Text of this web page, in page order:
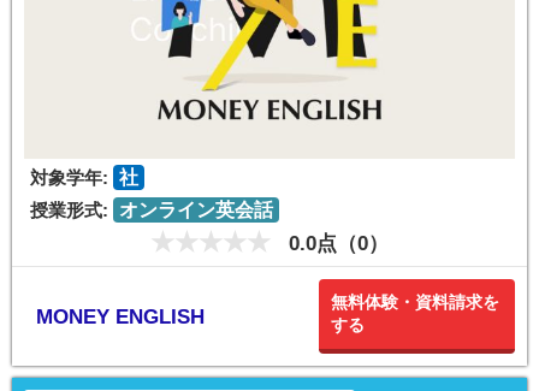
対象学年: 社
授業形式:
オンライン英会話
0.0点（0）
MONEY ENGLISH
無料体験・資料請求を
する